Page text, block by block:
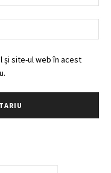
și site-ul web în acest